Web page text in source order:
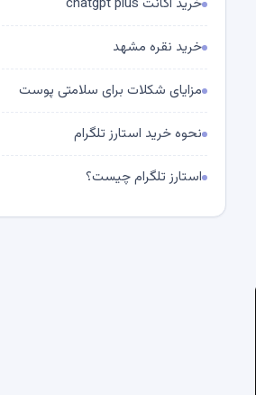
خرید نقره مشهد
مزایای شکلات برای سلامتی پوست
نحوه خرید استارز تلگرام
استارز تلگرام چیست؟